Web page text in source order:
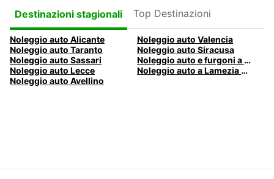
Destinazioni stagionali
Top Destinazioni
Noleggio auto Alicante
Noleggio auto Valencia
Noleggio auto Taranto
Noleggio auto Siracusa
Noleggio auto Sassari
Noleggio auto e furgoni a Pescara
Noleggio auto Lecce
Noleggio auto a Lamezia Terme, Italia
Noleggio auto Avellino